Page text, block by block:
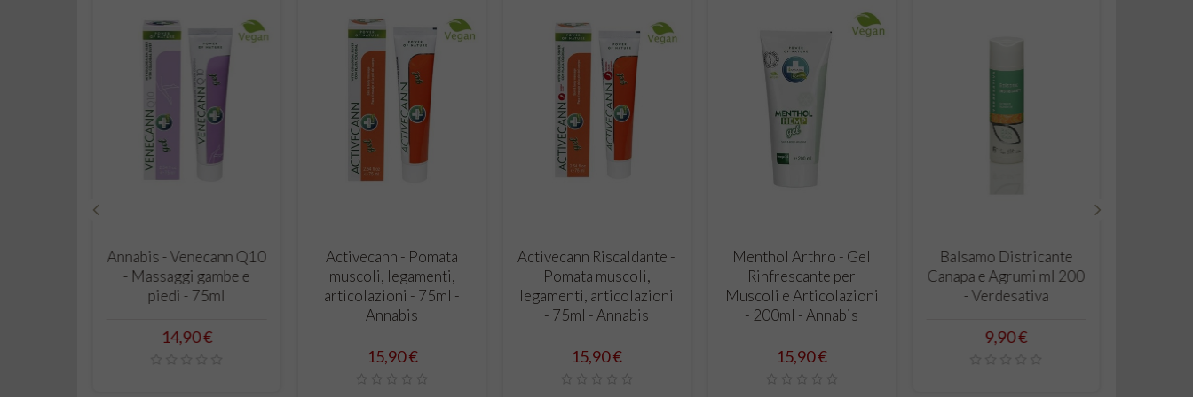
CARRELLO
Annabis - Venecann Q10
- Massaggi gambe e
piedi - 75ml
Prezzo
14,90 €
CARRELLO
Activecann - Pomata
muscoli, legamenti,
articolazioni - 75ml -
Annabis
Prezzo
15,90 €
CARRELLO
Activecann Riscaldante -
Pomata muscoli,
legamenti, articolazioni
- 75ml - Annabis
Prezzo
15,90 €
CARRELLO
Menthol Arthro - Gel
Rinfrescante per
Muscoli e Articolazioni
- 200ml - Annabis
Prezzo
15,90 €
CARRELLO
Balsamo Districante
Canapa e Agrumi ml 200
- Verdesativa
Prezzo
9,90 €